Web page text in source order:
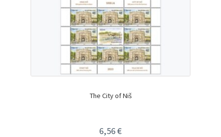
The City of Niš
6,56€